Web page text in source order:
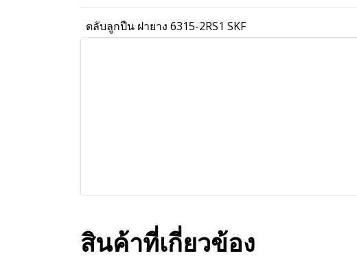
ตลับลูกปืน ฝายาง 6315-2RS1 SKF
สินค้าที่เกี่ยวข้อง